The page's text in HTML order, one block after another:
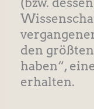
den
haben“,
erhalten.